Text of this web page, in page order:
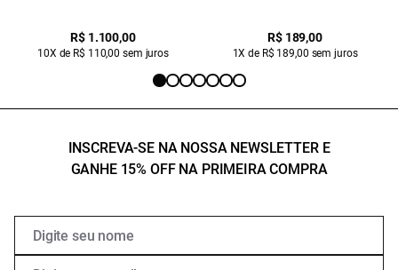
R$ 1.100,00
10X de R$ 110,00 sem juros
R$ 189,00
1X de R$ 189,00 sem juros
INSCREVA-SE NA NOSSA NEWSLETTER E
GANHE 15% OFF NA PRIMEIRA COMPRA